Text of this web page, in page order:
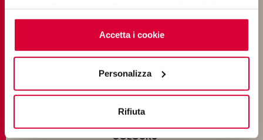
cookieclicchi qui. Il consenso può essere espresso
cliccando sul tasto “Accetta i cookie”. Se non vuole i
cookie di profilazione può negare il consenso sul tasto
Accetta i cookie
Personalizza
Rifiuta
Bedroom tiles
Outdoor tiles
Swimming pool tiles
COLOURS